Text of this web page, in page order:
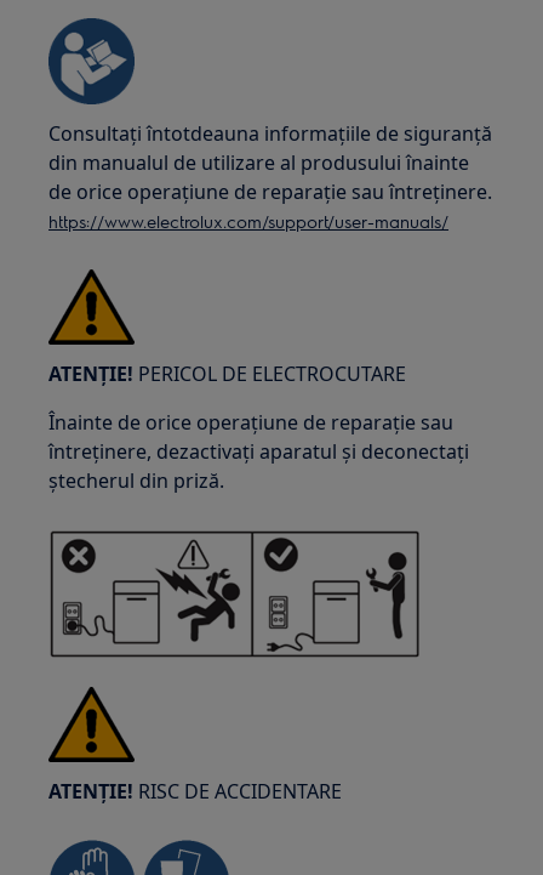
Consultați întotdeauna informațiile de siguranță
din manualul de utilizare al produsului înainte
de orice operațiune de reparație sau întreținere.
https://www.electrolux.com/support/user-manuals/
ATENȚIE! PERICOL DE ELECTROCUTARE
Înainte de orice operațiune de reparație sau
întreținere, dezactivați aparatul și deconectați
ștecherul din priză.
ATENȚIE! RISC DE ACCIDENTARE